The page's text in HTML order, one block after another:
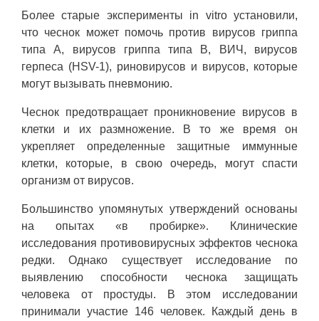
Более старые эксперименты in vitro установили,
что чеснок может помочь против вирусов гриппа
типа A, вирусов гриппа типа B, ВИЧ, вирусов
герпеса (HSV-1), риновирусов и вирусов, которые
могут вызывать пневмонию.
Чеснок предотвращает проникновение вирусов в
клетки и их размножение. В то же время он
укрепляет определенные защитные иммунные
клетки, которые, в свою очередь, могут спасти
организм от вирусов.
Большинство упомянутых утверждений основаны
на опытах «в пробирке». Клинические
исследования противовирусных эффектов чеснока
редки. Однако существует исследование по
выявлению способности чеснока защищать
человека от простуды. В этом исследовании
принимали участие 146 человек. Каждый день в